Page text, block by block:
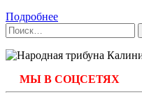
Подробнее
Найти:
МЫ В СОЦСЕТЯХ